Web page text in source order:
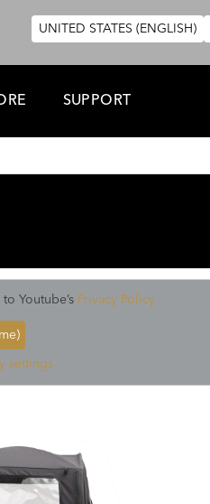
UNITED STATES (ENGLISH)
SUPPORT
Youtube’s Privacy Policy
settings